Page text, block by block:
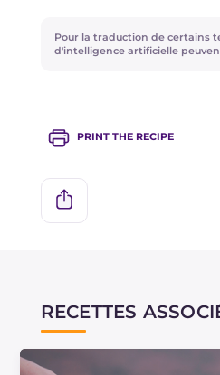
Pour la traduction de certains
d'intelligence artificielle
PRINT THE RECIPE
RECETTES